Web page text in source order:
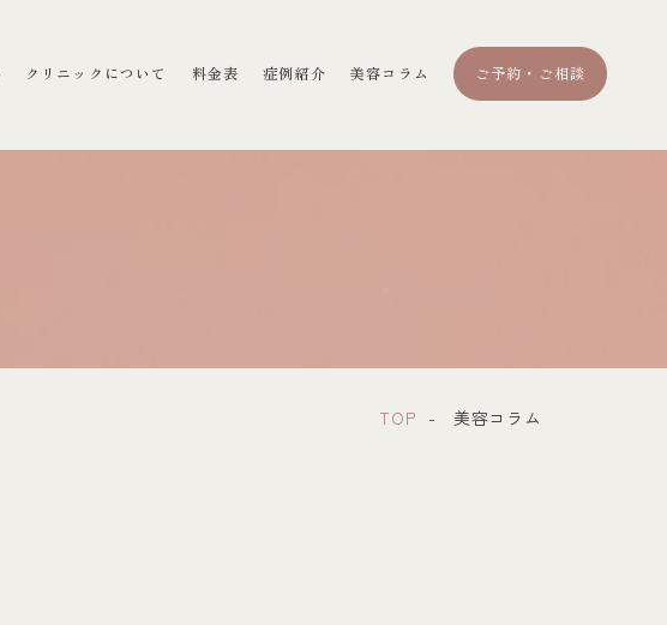
クリニックについて 料金表 症例紹介 美容コラム ご予約・ご相談
TOP 美容コラム